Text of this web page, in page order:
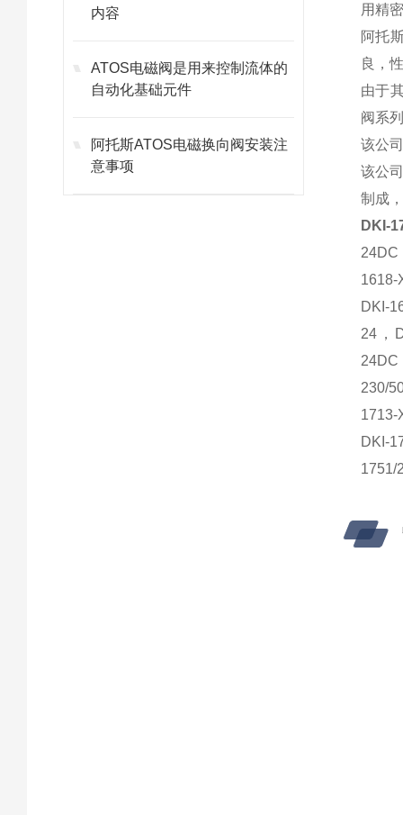
内容
ATOS电磁阀是用来控制流体的
自动化基础元件
阿托斯ATOS电磁换向阀安装注
意事项
用精
阿托
良，
由于
阀系
该公
该公
制成
DKI-
24DC
1618-
DKI-
24，
230/
1713-
DKI-
1751/